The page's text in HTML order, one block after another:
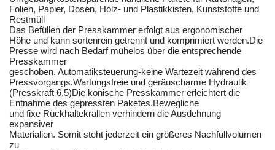
Folien, Papier, Dosen, Holz- und Plastikkisten, Kunststoffe und
Restmüll
Das Befüllen der Presskammer erfolgt aus ergonomischer
Höhe und kann sortenrein getrennt und komprimiert werden.Die
Presse wird nach Bedarf mühelos über die entsprechende
Presskammer
geschoben. Automatiksteuerung-keine Wartezeit während des
Pressvorgangs.Wartungsfreie und geräuscharme Hydraulik
(Presskraft 6,5)Die konische Presskammer erleichtert die
Entnahme des gepressten Paketes.Bewegliche
und fixe Rückhaltekrallen verhindern die Ausdehnung
expansiver
Materialien. Somit steht jederzeit ein größeres Nachfüllvolumen
zu